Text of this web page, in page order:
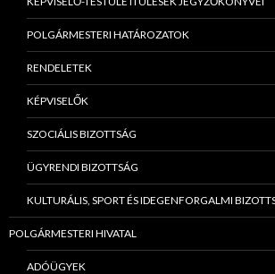
POLGÁRMESTERI HATÁROZATOK
RENDELETEK
KÉPVISELŐK
SZOCIÁLIS BIZOTTSÁG
ÜGYRENDI BIZOTTSÁG
KULTURÁLIS, SPORT ÉS IDEGENFORGALMI
POLGÁRMESTERI HIVATAL
ADÓÜGYEK